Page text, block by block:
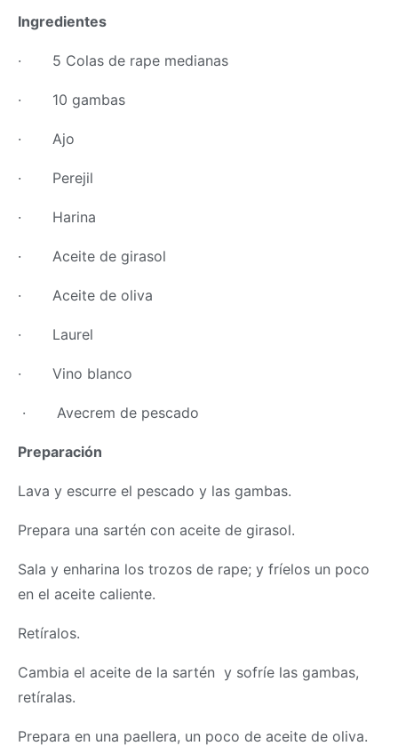
Ingredientes
· 5 Colas de rape medianas
· 10 gambas
· Ajo
· Perejil
· Harina
· Aceite de girasol
· Aceite de oliva
· Laurel
· Vino blanco
· Avecrem de pescado
Preparación
Lava y escurre el pescado y las gambas.
Prepara una sartén con aceite de girasol.
Sala y enharina los trozos de rape; y fríelos un poco
en el aceite caliente.
Retíralos.
Cambia el aceite de la sartén y sofríe las gambas,
retíralas.
Prepara en una paellera, un poco de aceite de oliva.